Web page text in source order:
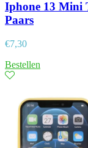
Iphone 13 Mini
Paars
€7,30
Bestellen